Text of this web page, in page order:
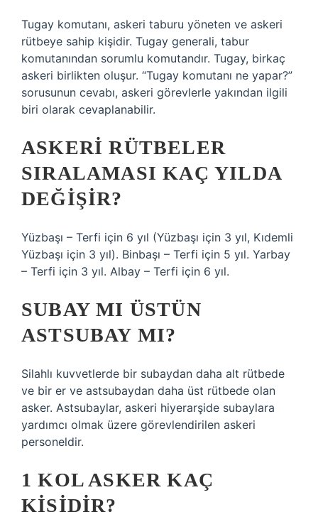
Tugay komutanı, askeri taburu yöneten ve askeri
rütbeye sahip kişidir. Tugay generali, tabur
komutanından sorumlu komutandır. Tugay, birkaç
askeri birlikten oluşur. “Tugay komutanı ne yapar?”
sorusunun cevabı, askeri görevlerle yakından ilgili
biri olarak cevaplanabilir.
ASKERI RÜTBELER
SIRALAMASI KAÇ YILDA
DEĞIŞIR?
Yüzbaşı – Terfi için 6 yıl (Yüzbaşı için 3 yıl, Kıdemli
Yüzbaşı için 3 yıl). Binbaşı – Terfi için 5 yıl. Yarbay
– Terfi için 3 yıl. Albay – Terfi için 6 yıl.
SUBAY MI ÜSTÜN
ASTSUBAY MI?
Silahlı kuvvetlerde bir subaydan daha alt rütbede
ve bir er ve astsubaydan daha üst rütbede olan
asker. Astsubaylar, askeri hiyerarşide subaylara
yardımcı olmak üzere görevlendirilen askeri
personeldir.
1 KOL ASKER KAÇ
KIŞIDIR?